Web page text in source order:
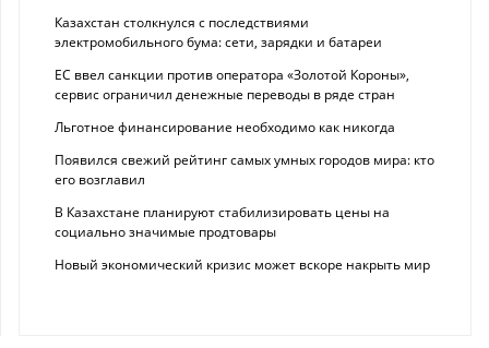
Казахстан столкнулся с последствиями
электромобильного бума: сети, зарядки и батареи
ЕС ввел санкции против оператора «Золотой Короны»,
сервис ограничил денежные переводы в ряде стран
Льготное финансирование необходимо как никогда
Появился свежий рейтинг самых умных городов мира: кто
его возглавил
В Казахстане планируют стабилизировать цены на
социально значимые продтовары
Новый экономический кризис может вскоре накрыть мир